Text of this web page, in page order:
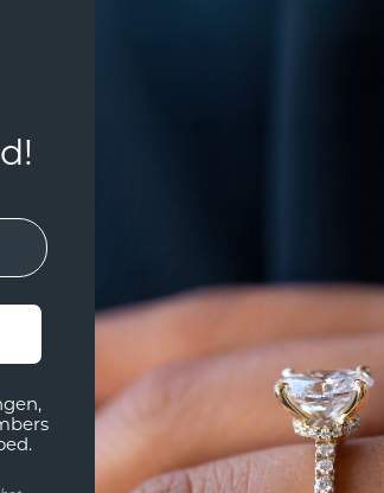
crt
Verlovingsring Simone
witgoud lab-grown
€ 1.303,20
met een zelf ontworpen design